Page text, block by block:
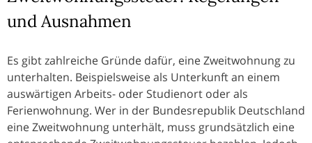
und Ausnahmen
Es gibt zahlreiche Gründe dafür, eine Zweitwohnung zu
unterhalten. Beispielsweise als Unterkunft an einem
auswärtigen Arbeits- oder Studienort oder als
Ferienwohnung. Wer in der Bundesrepublik Deutschland
eine Zweitwohnung unterhält, muss grundsätzlich eine